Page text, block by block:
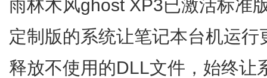
雨林木风ghost XP3已激活标准
定制版的系统让笔记本台机运
释放不使用的DLL文件，始终让